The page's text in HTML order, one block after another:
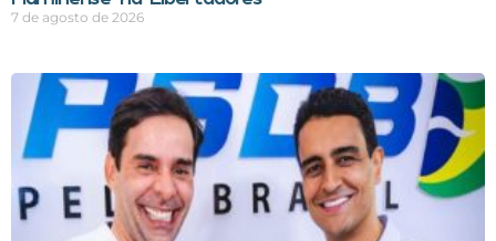
7 de agosto de 2026